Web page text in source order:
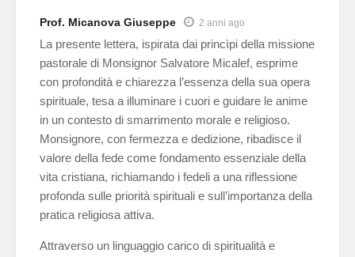
Prof. Micanova Giuseppe 2 anni ago
La presente lettera, ispirata dai princìpi della missione
pastorale di Monsignor Salvatore Micalef, esprime
con profondità e chiarezza l’essenza della sua opera
spirituale, tesa a illuminare i cuori e guidare le anime
in un contesto di smarrimento morale e religioso.
Monsignore, con fermezza e dedizione, ribadisce il
valore della fede come fondamento essenziale della
vita cristiana, richiamando i fedeli a una riflessione
profonda sulle priorità spirituali e sull’importanza della
pratica religiosa attiva.
Attraverso un linguaggio carico di spiritualità e